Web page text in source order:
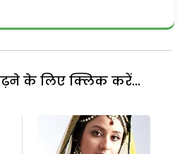
के लिए क्लिक करें...